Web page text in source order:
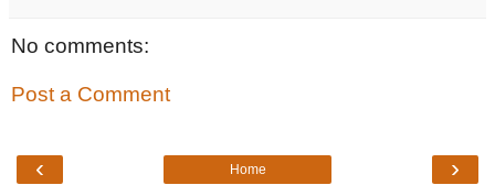
No comments:
Post a Comment
‹ ›
Home